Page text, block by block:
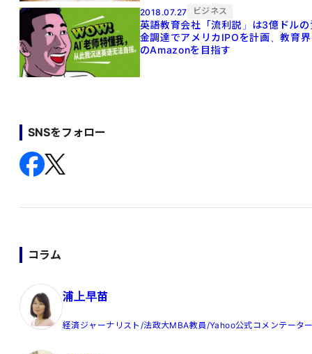
2018.07.27 ビジネス
英語教育会社「流利説」は3億ドルの
金調達でアメリカIPOを計画、教育界
のAmazonを目指す
SNSをフォロー
コラム
浦上早苗
経済ジャーナリスト/法政大MBA教員/Yahoo公式コメンテータ